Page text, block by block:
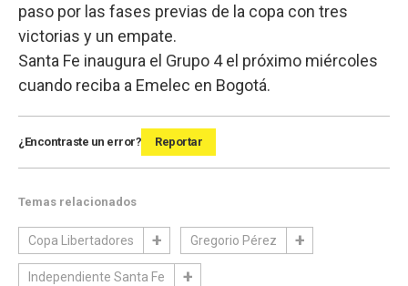
paso por las fases previas de la copa con tres
victorias y un empate.
Santa Fe inaugura el Grupo 4 el próximo miércoles
cuando reciba a Emelec en Bogotá.
¿Encontraste un error? Reportar
Temas relacionados
Copa Libertadores Gregorio Pérez
Independiente Santa Fe